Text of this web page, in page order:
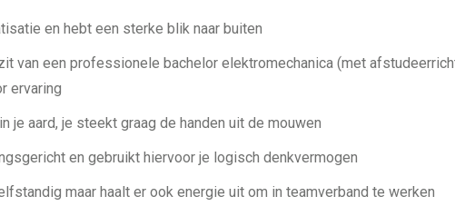
en hebt een sterke blik naar buiten
van een professionele bachelor elektromechanica (met
ervaring
je aard, je steekt graag de handen uit de mouwen
en gebruikt hiervoor je logisch denkvermogen
maar haalt er ook energie uit om in teamverband te werken